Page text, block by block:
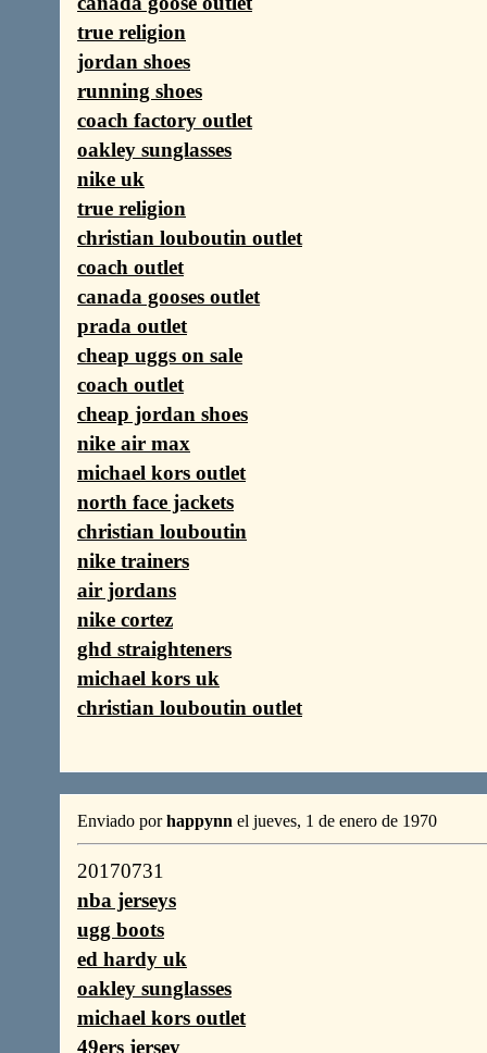
true religion
jordan shoes
running shoes
coach factory outlet
oakley sunglasses
nike uk
true religion
christian louboutin outlet
coach outlet
canada gooses outlet
prada outlet
cheap uggs on sale
coach outlet
cheap jordan shoes
nike air max
michael kors outlet
north face jackets
christian louboutin
nike trainers
air jordans
nike cortez
ghd straighteners
michael kors uk
christian louboutin outlet
Enviado porhappynn el jueves, 1 de enero de 1970
20170731
nba jerseys
ugg boots
ed hardy uk
oakley sunglasses
michael kors outlet
49ers jersey